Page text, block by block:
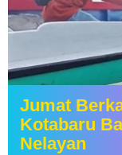
Jumat
Kotabaru
Nelayan